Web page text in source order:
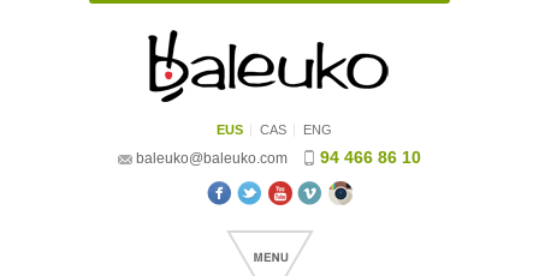
EUS CAS ENG
baleuko@baleuko.com 94 466 86 10